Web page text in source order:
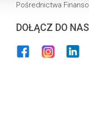
Pośrednictwa
DOŁĄCZ DO NAS